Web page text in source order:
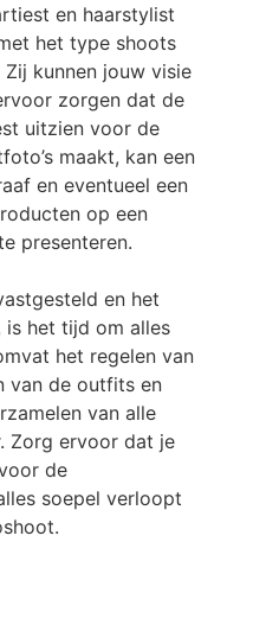
en haarstylist
het type shoots
kunnen jouw visie
zorgen dat de
uitzien voor de
maakt, kan een
en eventueel een
op een
presenteren.
en het
is het tijd om alles
het regelen van
van de outfits en
van alle
Zorg ervoor dat je
de
soepel verloopt